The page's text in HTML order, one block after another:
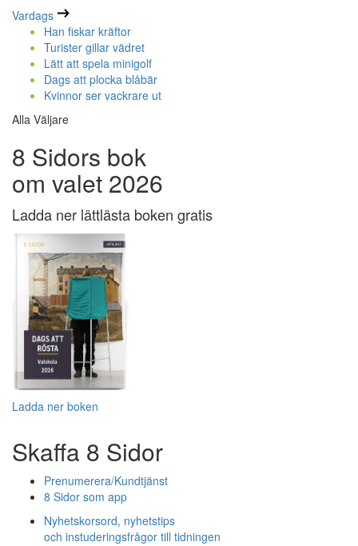
Vardags
Han fiskar kräftor
Turister gillar vädret
Lätt att spela minigolf
Dags att plocka blåbär
Kvinnor ser vackrare ut
Alla Väljare
8 Sidors bok
om valet 2026
Ladda ner lättlästa boken gratis
Ladda ner boken
Skaffa 8 Sidor
Prenumerera/Kundtjänst
8 Sidor som app
Nyhetskorsord, nyhetstips
och instuderingsfrågor till tidningen